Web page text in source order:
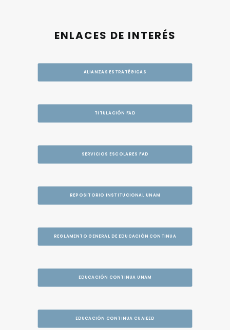
ENLACES DE INTERÉS
ALIANZAS ESTRATÉGICAS
TITULACIÓN FAD
SERVICIOS ESCOLARES FAD
REPOSITORIO INSTITUCIONAL UNAM
REGLAMENTO GENERAL DE EDUCACIÓN CONTINUA
EDUCACIÓN CONTINUA UNAM
EDUCACIÓN CONTINUA CUAIEED